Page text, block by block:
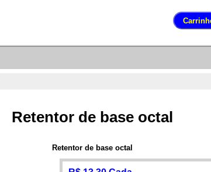
Retentor de base octal
Retentor de base octal